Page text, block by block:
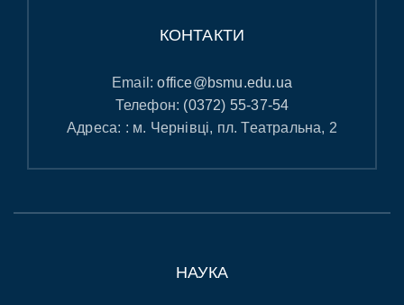
КОНТАКТИ
Email:office@bsmu.edu.ua
Телефон: (0372) 55-37-54
Адреса: : м. Чернівці, пл. Театральна, 2
НАУКА